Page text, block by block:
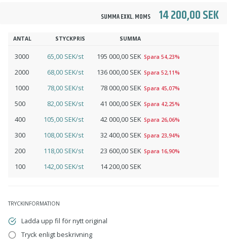
SUMMA EXKL. MOMS 14 200,00 SEK
ANTAL STYCKPRIS SUMMA
3000 65,00 SEK/st 195 000,00 SEK Spara 54,23%
2000 68,00 SEK/st 136 000,00 SEK Spara 52,11%
1000 78,00 SEK/st 78 000,00 SEK Spara 45,07%
500 82,00 SEK/st 41 000,00 SEK Spara 42,25%
400 105,00 SEK/st 42 000,00 SEK Spara 26,06%
300 108,00 SEK/st 32 400,00 SEK Spara 23,94%
200 118,00 SEK/st 23 600,00 SEK Spara 16,90%
100 142,00 SEK/st 14 200,00 SEK
TRYCKINFORMATION
Ladda upp fil för nytt original
Tryck enligt beskrivning